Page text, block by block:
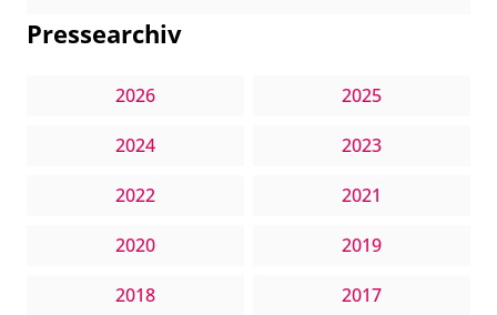
Pressearchiv
2026 2025
2024 2023
2022 2021
2020 2019
2018 2017